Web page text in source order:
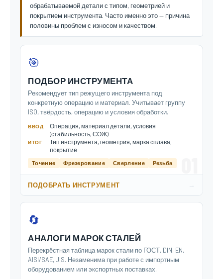
обрабатываемой детали с типом, геометрией и
покрытием инструмента. Часто именно это — причина
половины проблем с износом и качеством.
🎯
ПОДБОР ИНСТРУМЕНТА
Рекомендует тип режущего инструмента под
конкретную операцию и материал. Учитывает группу
ISO, твёрдость, операцию и условия обработки.
ВВОД
Операция, материал детали, условия
(стабильность, СОЖ)
ИТОГ
Тип инструмента, геометрия, марка сплава,
покрытие
Точение Фрезерование Сверление Резьба
ПОДОБРАТЬ ИНСТРУМЕНТ →
🔄
АНАЛОГИ МАРОК СТАЛЕЙ
Перекрёстная таблица марок стали по ГОСТ, DIN, EN,
AISI/SAE, JIS. Незаменима при работе с импортным
оборудованием или экспортных поставках.